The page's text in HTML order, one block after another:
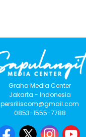
Graha Media Center
Jakarta - Indonesia
persriliscom@gmail.com
0853-1555-7788